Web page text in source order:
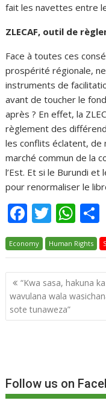
fait les navettes entre
ZLECAF, outil de
Face à toutes ces
prospérité régionale,
instruments de
avant de toucher le
après ? En effet, la
règlement des
les conflits éclatent, de
marché commun de la
l’Est. Et si le Burundi
pour renormaliser le
F
ac
e
b
o
o
k
T
w
itt
er
W
h
at
s
A
p
Economy Human Rights
Navigation
de
l’article
“Kwa sasa, hakuna
wavulana wala
sote tunaweza”
Follow us on